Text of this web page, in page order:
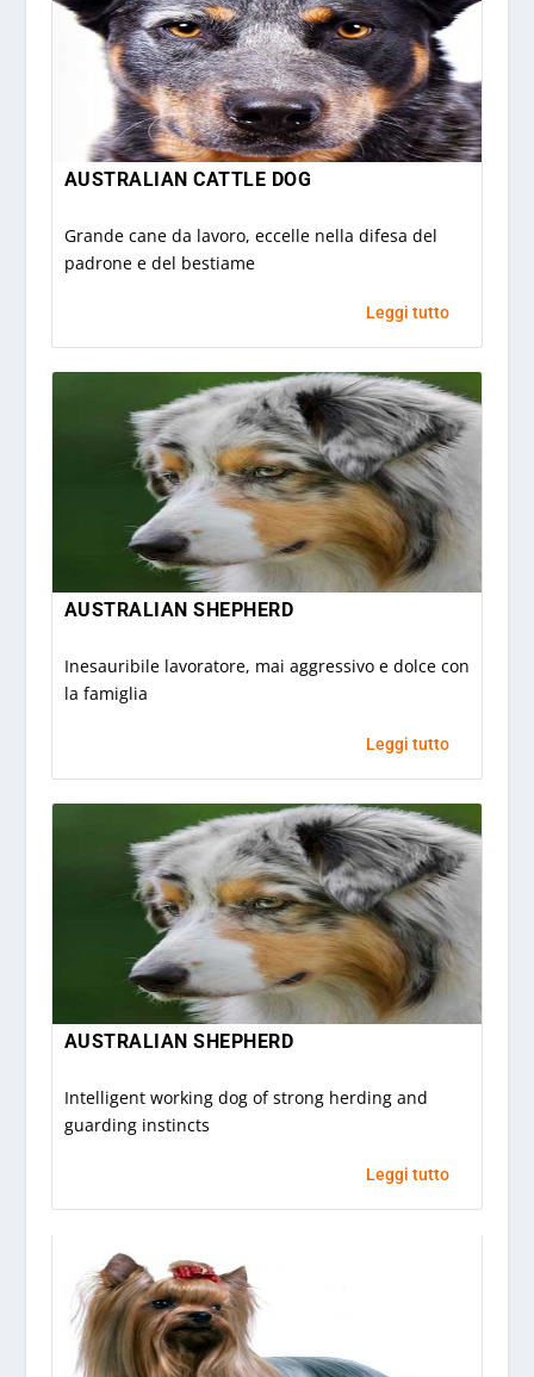
AUSTRALIAN CATTLE DOG
Grande cane da lavoro, eccelle nella difesa del
padrone e del bestiame
Leggi tutto
AUSTRALIAN SHEPHERD
Inesauribile lavoratore, mai aggressivo e dolce con
la famiglia
Leggi tutto
AUSTRALIAN SHEPHERD
Intelligent working dog of strong herding and
guarding instincts
Leggi tutto